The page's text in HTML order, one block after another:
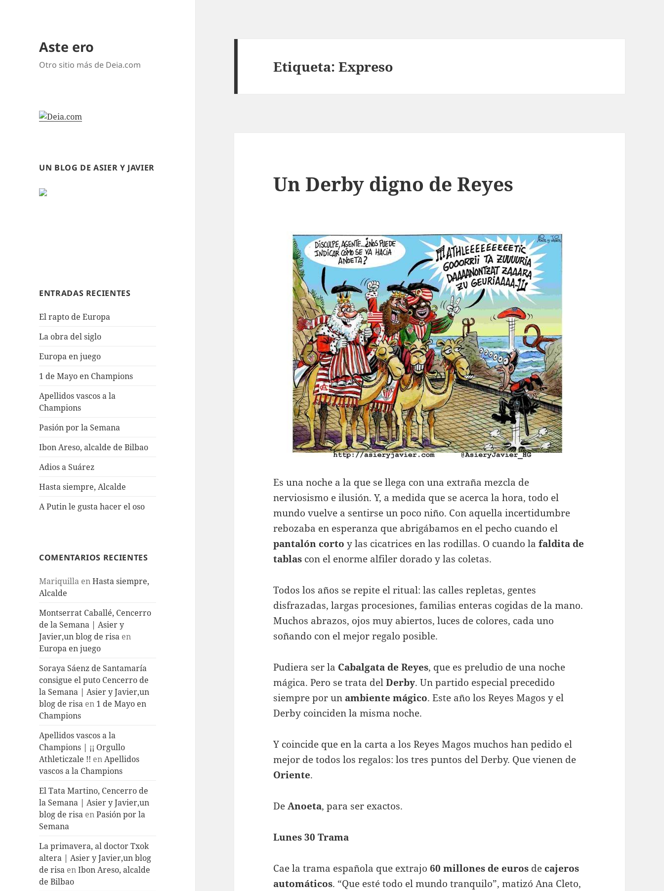
Aste ero
Otro sitio más de Deia.com
UN BLOG DE ASIER Y JAVIER
ENTRADAS RECIENTES
El rapto de Europa
La obra del siglo
Europa en juego
1 de Mayo en Champions
Apellidos vascos a la
Champions
Pasión por la Semana
Ibon Areso, alcalde de Bilbao
Adios a Suárez
Hasta siempre, Alcalde
A Putin le gusta hacer el oso
COMENTARIOS RECIENTES
Mariquilla enHasta siempre,
Alcalde
Montserrat Caballé, Cencerro
de la Semana | Asier y
Javier,un blog de risa en
Europa en juego
Soraya Sáenz de Santamaría
consigue el puto Cencerro de
la Semana | Asier y Javier,un
blog de risa en 1 de Mayo en
Champions
Apellidos vascos a la
Champions | ¡¡ Orgullo
Athleticzale !! enApellidos
vascos a la Champions
El Tata Martino, Cencerro de
la Semana | Asier y Javier,un
blog de risa enPasión por la
Semana
La primavera, al doctor Txok
altera | Asier y Javier,un blog
de risa enIbon Areso, alcalde
de Bilbao
Etiqueta:Expreso
Un Derby digno de Reyes
Es una noche a la que se llega con una extraña mezcla de
nerviosismo e ilusión. Y, a medida que se acerca la hora, todo el
mundo vuelve a sentirse un poco niño. Con aquella incertidumbre
rebozaba en esperanza que abrigábamos en el pecho cuando el
pantalón corto y las cicatrices en las rodillas. O cuando lafaldita de
tablas con el enorme alfiler dorado y las coletas.
Todos los años se repite el ritual: las calles repletas, gentes
disfrazadas, largas procesiones, familias enteras cogidas de la mano.
Muchos abrazos, ojos muy abiertos, luces de colores, cada uno
soñando con el mejor regalo posible.
Pudiera ser la Cabalgata de Reyes, que es preludio de una noche
mágica. Pero se trata delDerby. Un partido especial precedido
siempre por un ambiente mágico. Este año los Reyes Magos y el
Derby coinciden la misma noche.
Y coincide que en la carta a los Reyes Magos muchos han pedido el
mejor de todos los regalos: los tres puntos del Derby. Que vienen de
Oriente.
DeAnoeta, para ser exactos.
Lunes 30 Trama
Cae la trama española que extrajo60 millones de euros de cajeros
automáticos. “Que esté todo el mundo tranquilo”, matizó Ana Cleto,